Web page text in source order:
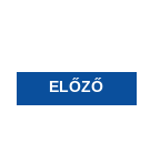
ELŐZŐ